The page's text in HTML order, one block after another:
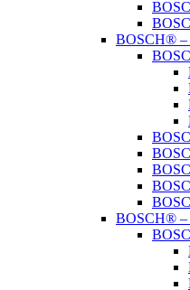
BOSCH® –
BOSCH® –